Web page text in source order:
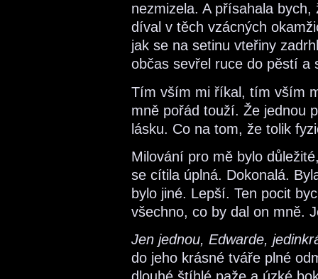
nezmizela. A přísahala
díval v těch vzácných
jak se na setinu vteřiny
občas sevřel ruce do pěstí a
Tím vším mi říkal, tím vším
mně pořád touží. Že jednou
lásku. Co na tom, že tolik
Milování pro mě bylo
se cítila úplná. Dokonalá.
bylo jiné. Lepší. Ten pocit
všechno, co by dal on mně.
Jen jednou, Edwarde,
do jeho krásné tváře plné